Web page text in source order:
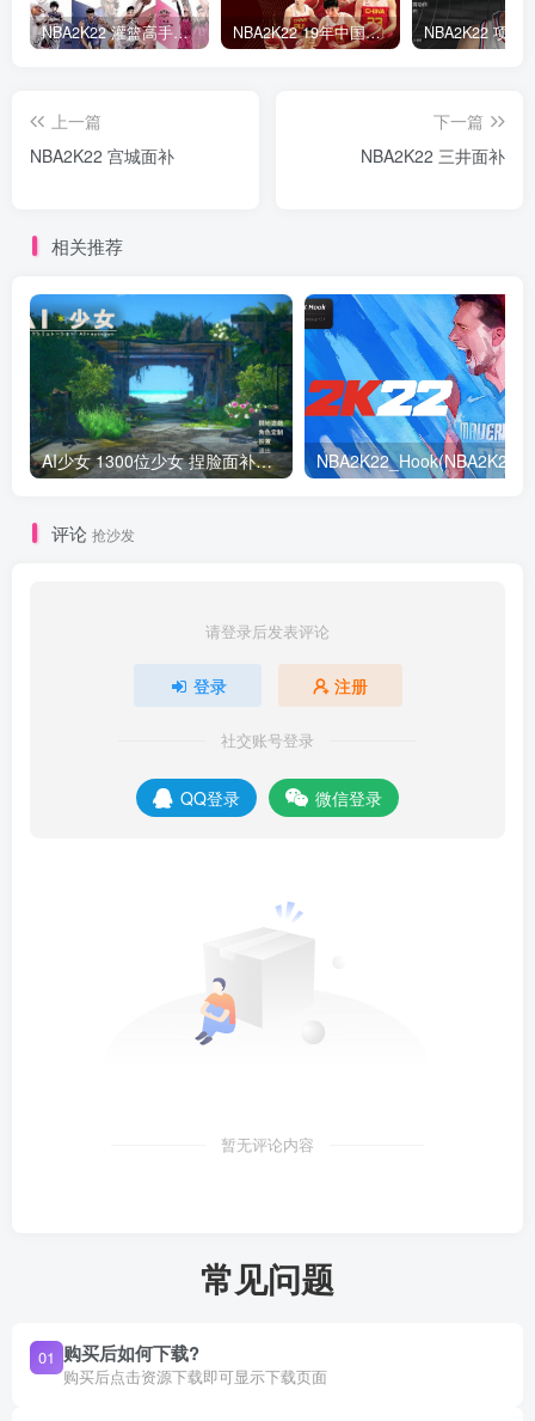
NBA2K22 灌篮高手面补合集 NBA2K22 19年中国队面补合集
上一篇
NBA2K22 宫城面补
下一篇
NBA2K22 三井面补
相关推荐
AI少女 1300位少女 捏脸面补数据整合包 总有一位是你想要的
评论 抢沙发
请登录后发表评论
登录 注册
社交账号登录
QQ登录 微信登录
暂无评论内容
常见问题
01 购买后如何下载?
购买后点击资源下载即可显示下载页面